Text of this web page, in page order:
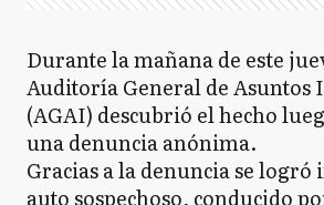
Durante la mañana de este
Auditoría General de Asuntos
(AGAI) descubrió el hecho
una denuncia anónima.
Gracias a la denuncia se
auto sospechoso, conducido